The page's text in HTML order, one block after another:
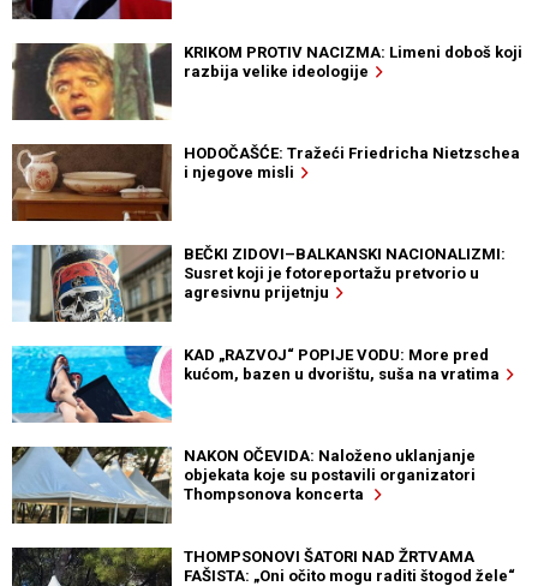
KRIKOM PROTIV NACIZMA: Limeni doboš koji
razbija velike ideologije
HODOČAŠĆE: Tražeći Friedricha Nietzschea
i njegove misli
BEČKI ZIDOVI–BALKANSKI NACIONALIZMI:
Susret koji je fotoreportažu pretvorio u
agresivnu prijetnju
KAD „RAZVOJ“ POPIJE VODU: More pred
kućom, bazen u dvorištu, suša na vratima
NAKON OČEVIDA: Naloženo uklanjanje
objekata koje su postavili organizatori
Thompsonova koncerta
THOMPSONOVI ŠATORI NAD ŽRTVAMA
FAŠISTA: „Oni očito mogu raditi štogod žele“